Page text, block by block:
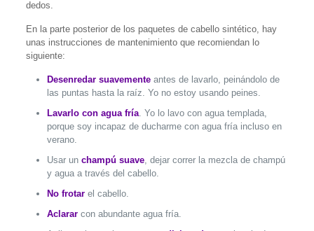
dedos.
En la parte posterior de los paquetes de cabello sintético, hay
unas instrucciones de mantenimiento que recomiendan lo
siguiente:
Desenredar suavementeantes de lavarlo, peinándolo de
las puntas hasta la raíz. Yo no estoy usando peines.
Lavarlo con agua fría. Yo lo lavo con agua templada,
porque soy incapaz de ducharme con agua fría incluso en
verano.
Usar un champú suave, dejar correr la mezcla de champú
y agua a través del cabello.
No frotarel cabello.
Aclararcon abundante agua fría.